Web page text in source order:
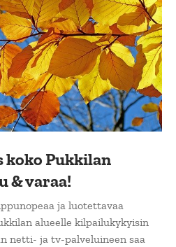
Pukkilan
& varaa!
ja luotettavaa
alueelle kilpailukykyisin
netti- ja tv-palveluineen saa